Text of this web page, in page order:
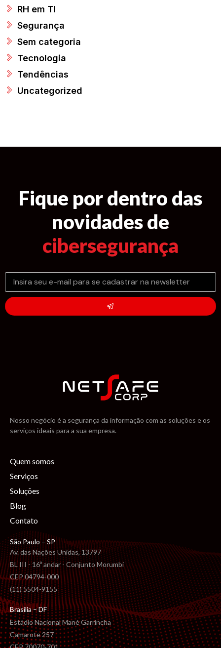
RH em TI
Segurança
Sem categoria
Tecnologia
Tendências
Uncategorized
Fique por dentro das
novidades de
cibersegurança
Nosso negócio é a segurança da informação com as soluções e os
serviços ideais para a sua empresa.
Quem somos
Serviços
Soluções
Blog
Contato
São Paulo – SP
Av. das Nações Unidas, 13797
BL III - 16º andar - Conjunto Morumbi
CEP 04794-000
(11) 5504-9155
Brasília – DF
Estádio Nacional Mané Garrincha
Camarote 257